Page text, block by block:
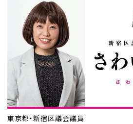
東京都・新宿区議会議員